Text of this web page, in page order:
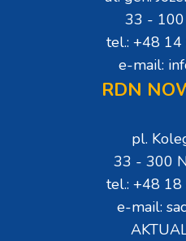
33 -
tel.: +48
e-mail:
RDN
pl.
33 - 300
tel.: +48
e-mail: